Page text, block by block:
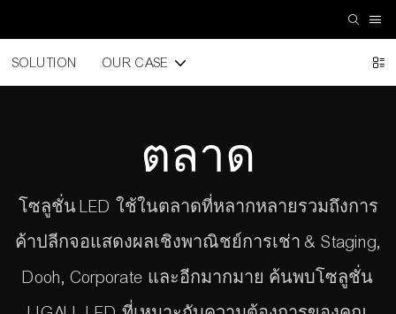
SOLUTION OUR CASE
ตลาด
โซลูชั่น LED ใช้ในตลาดที่หลากหลายรวมถึงการ
ค้าปลีกจอแสดงผลเชิงพาณิชย์การเช่า & Staging,
Dooh, Corporate และอีกมากมาย ค้นพบโซลูชั่น